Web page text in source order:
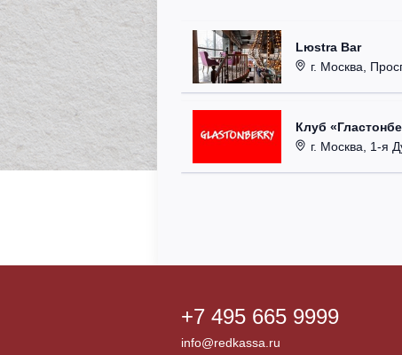
Lюstra Bar
г. Москва,
Клуб
г. Москва, 1-я
+7 495 665 9999
info@redkassa.ru